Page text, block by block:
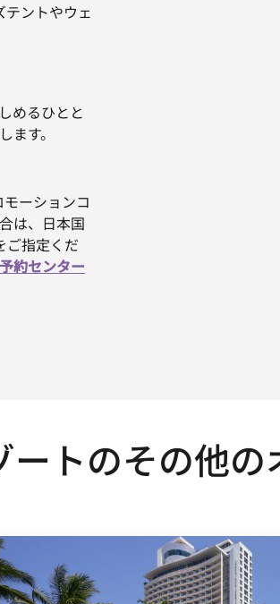
ントやウェ
めるひとと
す。
ーションコ
は、日本国
ご指定くだ
約センター
トのその他の